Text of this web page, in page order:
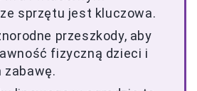
sprzętu jest kluczowa.
przeszkody, aby
fizyczną dzieci i
zabawę.